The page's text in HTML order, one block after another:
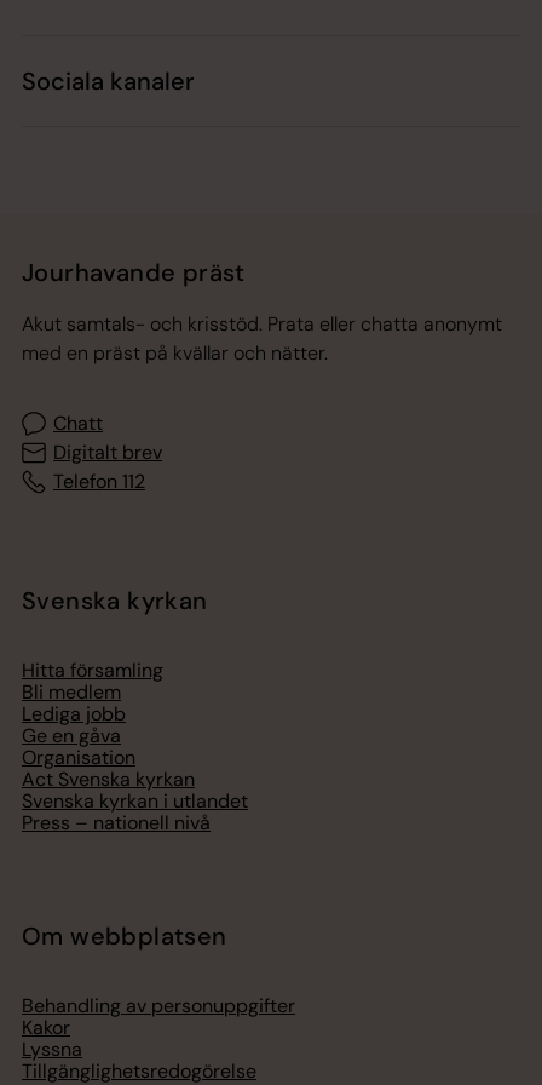
Sociala kanaler
Jourhavande präst
Akut samtals- och krisstöd. Prata eller chatta anonymt
med en präst på kvällar och nätter.
Chatt
Digitalt brev
Telefon 112
Svenska kyrkan
Hitta församling
Bli medlem
Lediga jobb
Ge en gåva
Organisation
Act Svenska kyrkan
Svenska kyrkan i utlandet
Press – nationell nivå
Om webbplatsen
Behandling av personuppgifter
Kakor
Lyssna
Tillgänglighetsredogörelse